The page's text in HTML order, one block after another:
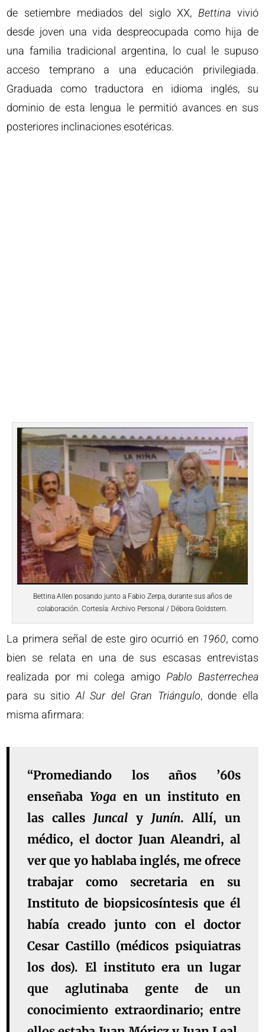
de setiembre mediados del siglo XX, Bettina vivió
desde joven una vida despreocupada como hija de
una familia tradicional argentina, lo cual le supuso
acceso temprano a una educación privilegiada.
Graduada como traductora en idioma inglés, su
dominio de esta lengua le permitió avances en sus
posteriores inclinaciones esotéricas.
Bettina Allen posando junto a Fabio Zerpa, durante sus años de
colaboración. Cortesía: Archivo Personal / Débora Goldstern.
La primera señal de este giro ocurrió en 1960, como
bien se relata en una de sus escasas entrevistas
realizada por mi colega amigo Pablo Basterrechea
para su sitio Al Sur del Gran Triángulo, donde ella
misma afirmara:
“Promediando los años ’60s
enseñaba Yoga en un instituto en
las calles Juncal y Junín. Allí, un
médico, el doctor Juan Aleandri, al
ver que yo hablaba inglés, me ofrece
trabajar como secretaria en su
Instituto de biopsicosíntesis que él
había creado junto con el doctor
Cesar Castillo (médicos psiquiatras
los dos). El instituto era un lugar
que aglutinaba gente de un
conocimiento extraordinario; entre